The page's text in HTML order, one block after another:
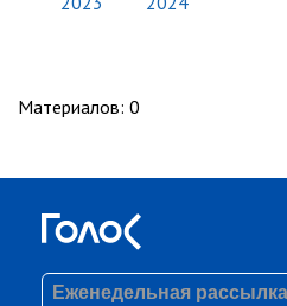
Материалов: 0